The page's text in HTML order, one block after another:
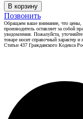
В корзину
Позвонить
Обращаем ваше внимание, что цены,
производитель оставляет за собой
уведомления. Пожалуйста,
товаре носит справочный характер
Статьи 437 Гражданского Кодекса